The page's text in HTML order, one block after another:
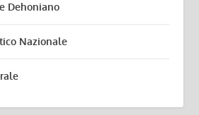
Dehoniano
Nazionale